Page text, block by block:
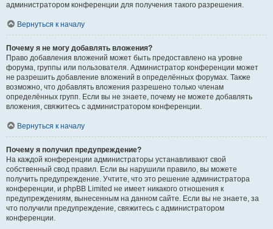
администратором конференции для получения такого разрешения.
Вернуться к началу
Почему я не могу добавлять вложения?
Право добавления вложений может быть предоставлено на уровне
форума, группы или пользователя. Администратор конференции может
не разрешить добавление вложений в определённых форумах. Также
возможно, что добавлять вложения разрешено только членам
определённых групп. Если вы не знаете, почему не можете добавлять
вложения, свяжитесь с администратором конференции.
Вернуться к началу
Почему я получил предупреждение?
На каждой конференции администраторы устанавливают свой
собственный свод правил. Если вы нарушили правило, вы можете
получить предупреждение. Учтите, что это решение администратора
конференции, и phpBB Limited не имеет никакого отношения к
предупреждениям, вынесенным на данном сайте. Если вы не знаете, за
что получили предупреждение, свяжитесь с администратором
конференции.